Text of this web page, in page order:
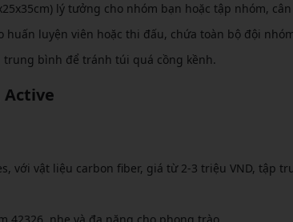
lý tưởng cho nhóm bạn hoặc tập nhóm,
luyện viên hoặc thi đấu, chứa toàn bộ đội
bình để tránh túi quá cồng kềnh.
Active
với vật liệu carbon fiber, giá từ 2-3 triệu VND, tập